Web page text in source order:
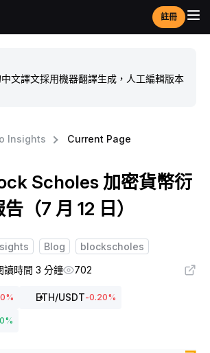
註冊
文譯文採用機器翻譯生成，人工編輯版本
Insights Current Page
Scholes 加密貨幣衍
（7 月 12 日）
Blog
blockscholes
讀時間 3 分鐘 702
% ETH/USDT-0.20%
%